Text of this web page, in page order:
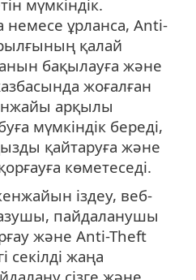
мүмкіндік.
ұрланса, Anti-
қалай
бақылауға және
жоғалған
арқылы
мүмкіндік береді,
қайтаруға және
көметеседі.
іздеу, веб-
пайдаланушы
және Anti-Theft
секілді жаңа